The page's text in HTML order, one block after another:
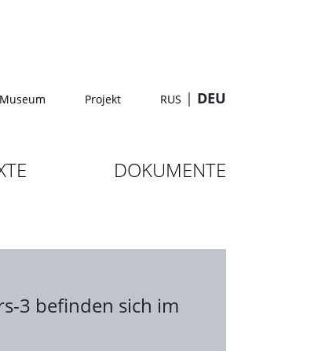
Projekt RUS | DEU
DOKUMENTE
3 befinden sich im